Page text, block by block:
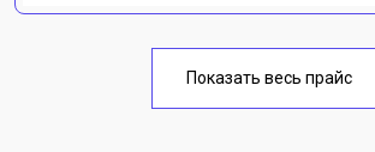
Показать весь прайс